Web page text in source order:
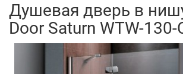
Душевая дверь в
Door Saturn WTW-130-